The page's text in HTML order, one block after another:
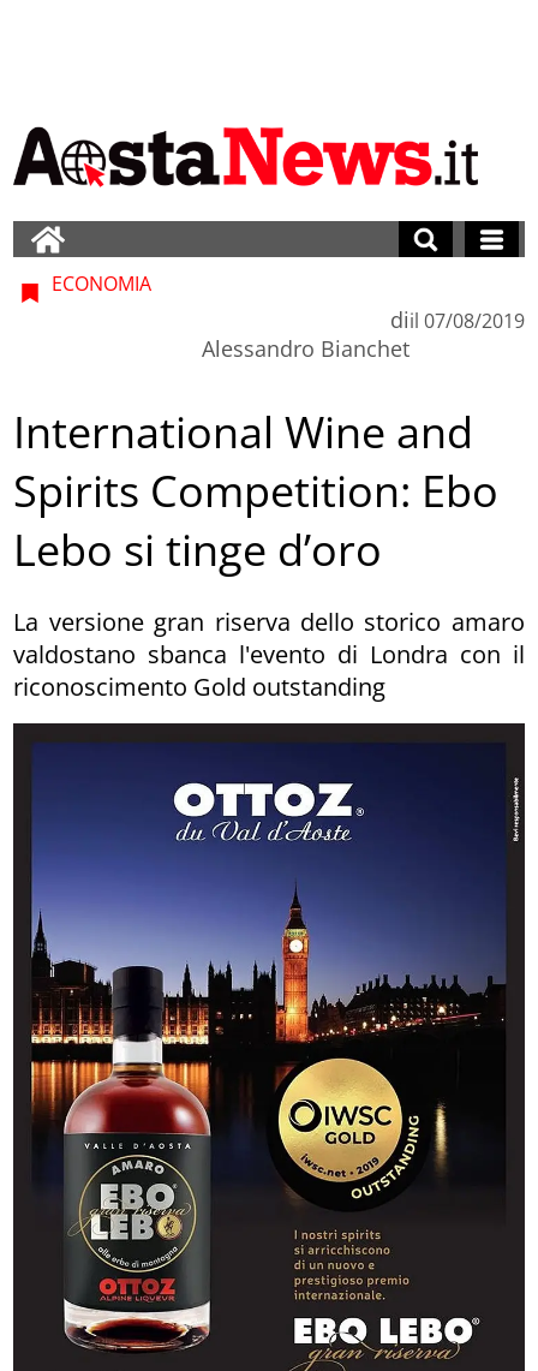
ECONOMIA
di
Alessandro Bianchet
il 07/08/2019
International Wine and
Spirits Competition: Ebo
Lebo si tinge d’oro
La versione gran riserva dello storico amaro
valdostano sbanca l'evento di Londra con il
riconoscimento Gold outstanding